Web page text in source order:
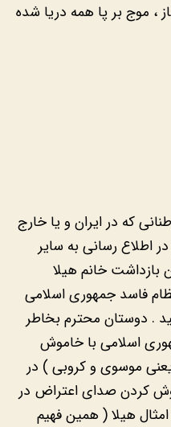
، موج بر پا همه دریا شده
که در ایران و یا خارج
اطلاع رسانی به سایر
خانم هیلا
فاسد جمهوری اسلامی
. دوستان محترم بخاطر
اسلامی با خاموش
( یعنی موسوی و کروبی ) در
کردن صدای اعتراض در
هیلا ( همین فهیم